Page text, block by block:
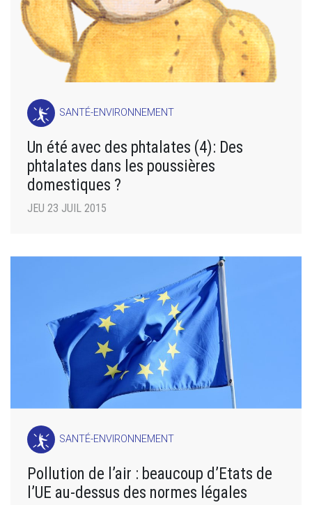
SANTÉ-ENVIRONNEMENT
Un été avec des phtalates (4): Des
phtalates dans les poussières
domestiques ?
JEU 23 JUIL 2015
SANTÉ-ENVIRONNEMENT
Pollution de l’air : beaucoup d’Etats de
l’UE au-dessus des normes légales